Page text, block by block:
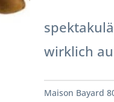
wirklich
Maison Bayard